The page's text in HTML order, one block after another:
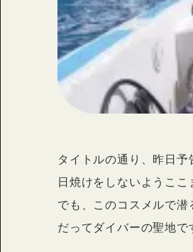
タイトルの通り、昨日
日焼けをしないようここ
でも、このコスメルで
だってダイバーの聖地で